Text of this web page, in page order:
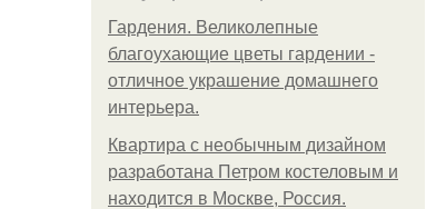
Гардения. Великолепные
благоухающие цветы гардении -
отличное украшение домашнего
интерьера.
Квартира с необычным дизайном
разработана Петром костеловым и
находится в Москве, Россия.